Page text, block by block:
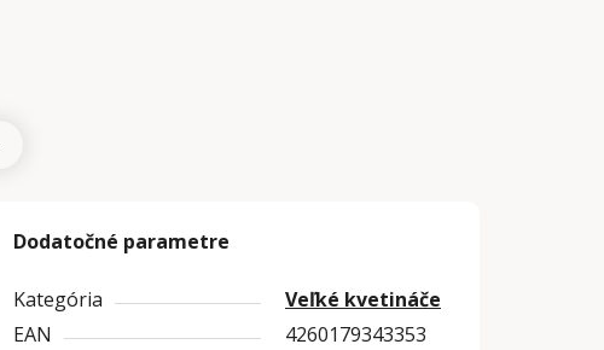
Dodatočné parametre
Kategória
Veľké kvetináče
EAN
4260179343353